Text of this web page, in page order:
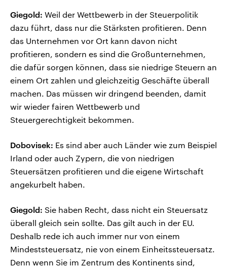
Giegold: Weil der Wettbewerb in der Steuerpolitik
dazu führt, dass nur die Stärksten profitieren. Denn
das Unternehmen vor Ort kann davon nicht
profitieren, sondern es sind die Großunternehmen,
die dafür sorgen können, dass sie niedrige Steuern an
einem Ort zahlen und gleichzeitig Geschäfte überall
machen. Das müssen wir dringend beenden, damit
wir wieder fairen Wettbewerb und
Steuergerechtigkeit bekommen.
Dobovisek: Es sind aber auch Länder wie zum Beispiel
Irland oder auch Zypern, die von niedrigen
Steuersätzen profitieren und die eigene Wirtschaft
angekurbelt haben.
Giegold: Sie haben Recht, dass nicht ein Steuersatz
überall gleich sein sollte. Das gilt auch in der EU.
Deshalb rede ich auch immer nur von einem
Mindeststeuersatz, nie von einem Einheitssteuersatz.
Denn wenn Sie im Zentrum des Kontinents sind,